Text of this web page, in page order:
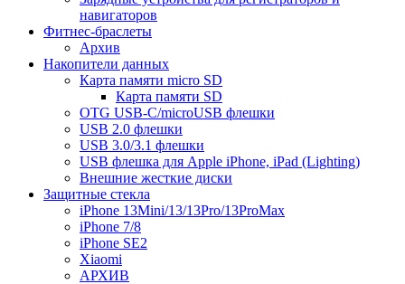
навигаторов
Фитнес-браслеты
Архив
Накопители данных
Карта памяти micro SD
Карта памяти SD
OTG USB-C/microUSB флешки
USB 2.0 флешки
USB 3.0/3.1 флешки
USB флешка для Apple iPhone, iPad (Lighting)
Внешние жесткие диски
Защитные стекла
iPhone 13Mini/13/13Pro/13ProMax
iPhone 7/8
iPhone SE2
Xiaomi
АРХИВ